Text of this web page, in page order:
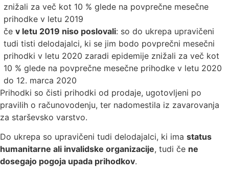
znižali za več kot 10 % glede na povprečne mesečne
prihodke v letu 2019
če v letu 2019 niso poslovali: so do ukrepa upravičeni
tudi tisti delodajalci, ki se jim bodo povprečni mesečni
prihodki v letu 2020 zaradi epidemije znižali za več kot
10 % glede na povprečne mesečne prihodke v letu 2020
do 12. marca 2020
Prihodki so čisti prihodki od prodaje, ugotovljeni po
pravilih o računovodenju, ter nadomestila iz zavarovanja
za starševsko varstvo.
Do ukrepa so upravičeni tudi delodajalci, ki ima status
humanitarne ali invalidske organizacije, tudi če ne
dosegajo pogoja upada prihodkov.